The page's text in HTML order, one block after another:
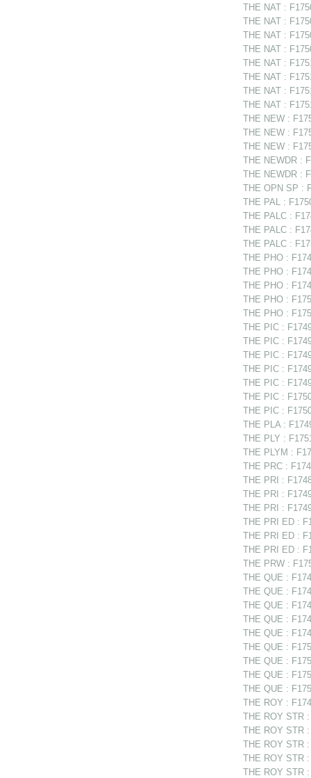
THE NAT :
THE NAT :
THE NAT :
THE NAT :
THE NAT :
THE NAT :
THE NAT :
THE NAT :
THE NEW :
THE NEW :
THE NEW :
THE NEWDR :
THE NEWDR :
THE OPN SP :
THE PAL :
THE PALC :
THE PALC :
THE PALC :
THE PHO :
THE PHO :
THE PHO :
THE PHO :
THE PHO :
THE PIC :
THE PIC :
THE PIC :
THE PIC :
THE PIC :
THE PIC :
THE PIC :
THE PLA :
THE PLY :
THE PLYM :
THE PRC :
THE PRI :
THE PRI :
THE PRI :
THE PRI ED :
THE PRI ED :
THE PRI ED :
THE PRW :
THE QUE :
THE QUE :
THE QUE :
THE QUE :
THE QUE :
THE QUE :
THE QUE :
THE QUE :
THE QUE :
THE ROY :
THE ROY STR
THE ROY STR
THE ROY STR
THE ROY STR
THE ROY STR